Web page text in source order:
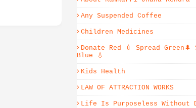
Any Suspended Coffee
Children Medicines
Donate Red 💉 Spread Green🌲
Blue 💧
Kids Health
LAW OF ATTRACTION WORKS
Life Is Purposeless Without